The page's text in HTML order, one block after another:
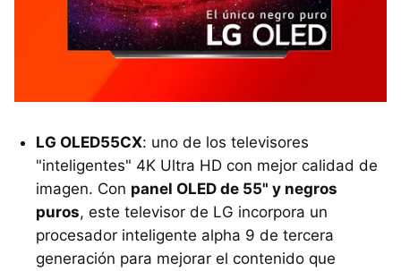
LG OLED55CX: uno de los televisores
"inteligentes" 4K Ultra HD con mejor calidad de
imagen. Con panel OLED de 55" y negros
puros, este televisor de LG incorpora un
procesador inteligente alpha 9 de tercera
generación para mejorar el contenido que